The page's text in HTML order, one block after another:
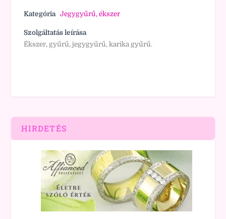
Kategória Jegygyűrű, ékszer
Szolgáltatás leírása
Ékszer, gyűrű, jegygyűrű, karika gyűrű.
HIRDETÉS